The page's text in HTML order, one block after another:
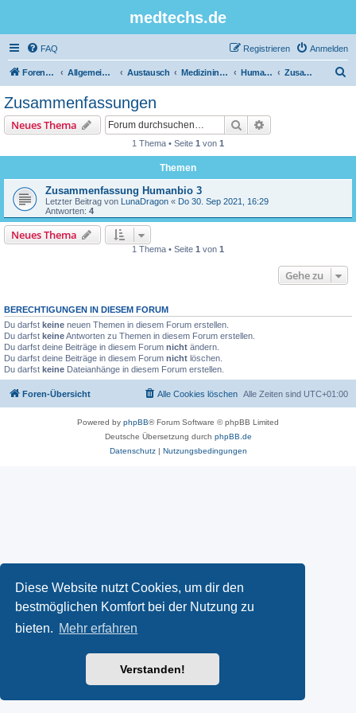
Diese Website nutzt Cookies, um dir den
bestmöglichen Komfort bei der Nutzung zu
bieten. Mehr erfahren
Verstanden!
medtechs.de
FAQ Anmelden
Registrieren
Foren-Übersicht Allgemeines Board Austausch Medizininformatik Humanbiologie Zusammenfassungen
Zusammenfassungen
Neues Thema Suche
1 Thema • Seite 1 von 1
Themen
Zusammenfassung Humanbio 3
Letzter Beitrag von LunaDragon « Do 30. Sep 2021, 16:29
Antworten: 4
Neues Thema
1 Thema • Seite 1 von 1
Gehe zu
BERECHTIGUNGEN IN DIESEM FORUM
Du darfst keine neuen Themen in diesem Forum erstellen.
Du darfst keineAntworten zu Themen in diesem Forum erstellen.
Du darfst deine Beiträge in diesem Forum nicht ändern.
Du darfst deine Beiträge in diesem Forum nicht löschen.
Du darfst keine Dateianhänge in diesem Forum erstellen.
Foren-Übersicht Alle Zeiten sind UTC+01:00
Alle Cookies löschen
Powered by phpBB® Forum Software © phpBB Limited
Deutsche Übersetzung durch phpBB.de
Datenschutz| Nutzungsbedingungen